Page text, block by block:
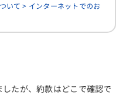
いて > インターネットでのお
たが、約款はどこで確認で